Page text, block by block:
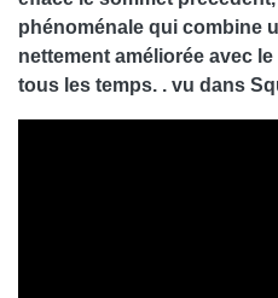
phénoménale qui combine
nettement améliorée avec
tous les temps. . vu dans